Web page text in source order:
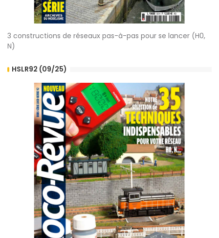
3 constructions de réseaux pas-à-pas pour se lancer (H0,
N)
HSLR92 (09/25)